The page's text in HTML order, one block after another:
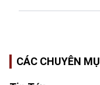
CÁC CHUYÊN